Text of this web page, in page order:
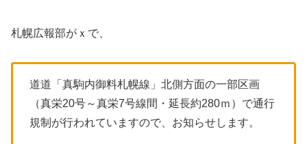
札幌広報部がｘで、
道道「真駒内御料札幌線」北側方面の一部区画
（真栄20号～真栄7号線間・延長約280ｍ）で通行
規制が行われていますので、お知らせします。